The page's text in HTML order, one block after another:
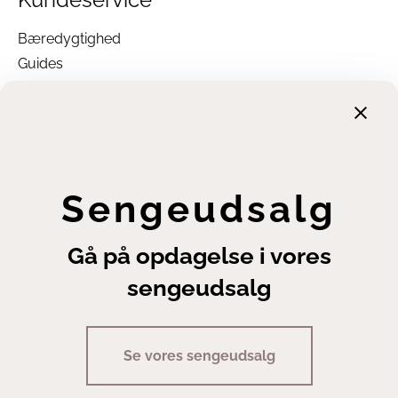
Sengeudsalg
Gå på opdagelse i vores
sengeudsalg
Se vores sengeudsalg
Bæredygtighed
Guides
Fortrydelsesret
Cookie- og privatlivsindstillinger
Copyright | Sengeexperten A/S